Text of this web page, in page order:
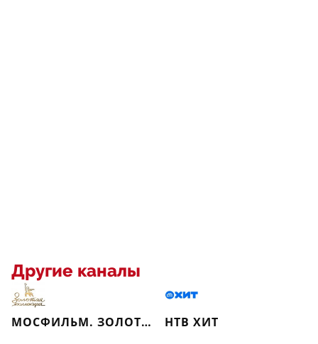
Другие каналы
МОСФИЛЬМ. ЗОЛОТАЯ КОЛЛЕКЦИЯ НТВ ХИТ